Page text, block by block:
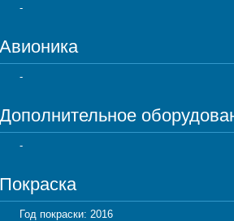
-
Авионика
-
Дополнительное
-
Покраска
Год покраски: 2016